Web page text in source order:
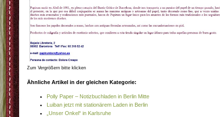
Zum Vergrößern bitte klicken
Ähnliche Artikel in der gleichen Kategorie:
Polly Paper – Notizbuchladen in Berlin Mitte
Luiban jetzt mit stationärem Laden in Berlin
„Unser Onkel“ in Karlsruhe